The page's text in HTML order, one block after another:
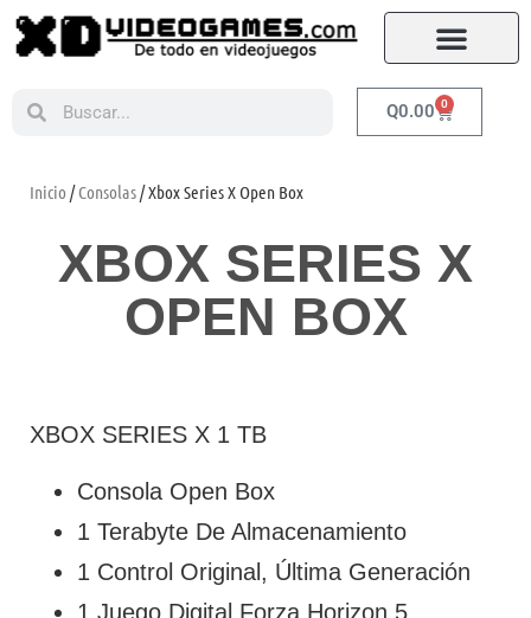
Q0.00 0
Inicio /Consolas/ Xbox Series X Open Box
XBOX SERIES X
OPEN BOX
XBOX SERIES X 1 TB
Consola Open Box
1 Terabyte De Almacenamiento
1 Control Original, Última Generación
1 Juego Digital Forza Horizon 5